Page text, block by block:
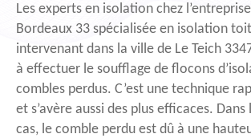
Les experts en isolation chez
Bordeaux 33 spécialisée en isolation
intervenant dans la ville de Le Teich
à effectuer le soufflage de flocons
combles perdus. C’est une technique
et s’avère aussi des plus efficaces.
cas, le comble perdu est dû à une